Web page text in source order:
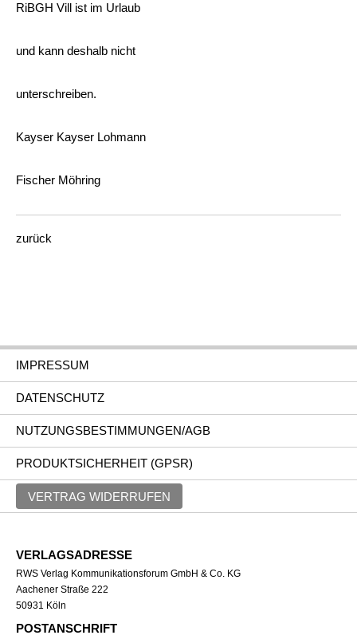
RiBGH Vill ist im Urlaub
und kann deshalb nicht
unterschreiben.
Kayser Kayser Lohmann
Fischer Möhring
zurück
IMPRESSUM
DATENSCHUTZ
NUTZUNGSBESTIMMUNGEN/AGB
PRODUKTSICHERHEIT (GPSR)
VERTRAG WIDERRUFEN
VERLAGSADRESSE
RWS Verlag Kommunikationsforum GmbH & Co. KG
Aachener Straße 222
50931 Köln
POSTANSCHRIFT